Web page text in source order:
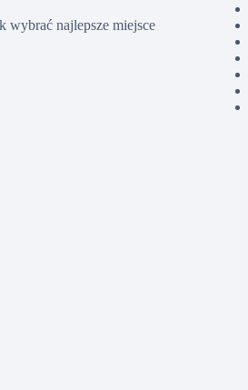
najlepsze miejsce